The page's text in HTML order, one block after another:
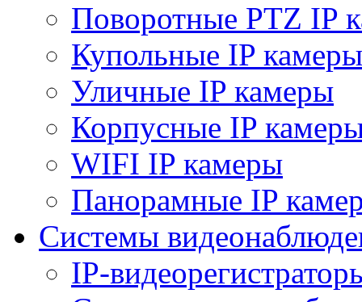
Поворотные PTZ IP
Купольные IP камеры
Уличные IP камеры
Корпусные IP
WIFI IP камеры
Панорамные IP
Системы
IP-